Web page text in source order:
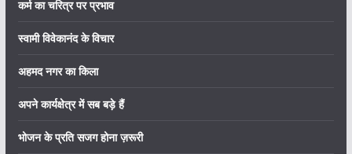
कर्म का चरित्र पर प्रभाव
स्वामी विवेकानंद के विचार
अहमद नगर का किला
अपने कार्यक्षेत्र में सब बड़े हैं
भोजन के प्रति सजग होना ज़रूरी